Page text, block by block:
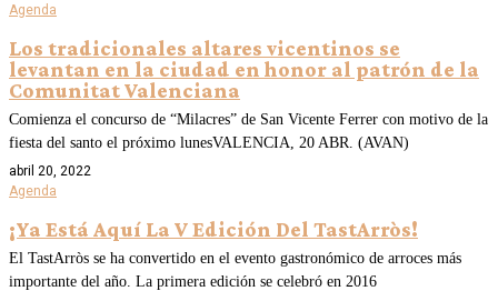
Agenda
Los tradicionales altares vicentinos se
levantan en la ciudad en honor al patrón de la
Comunitat Valenciana
Comienza el concurso de “Milacres” de San Vicente Ferrer con motivo de la
fiesta del santo el próximo lunesVALENCIA, 20 ABR. (AVAN)
abril 20, 2022
Agenda
¡Ya Está Aquí La V Edición Del TastArròs!
El TastArròs se ha convertido en el evento gastronómico de arroces más
importante del año. La primera edición se celebró en 2016